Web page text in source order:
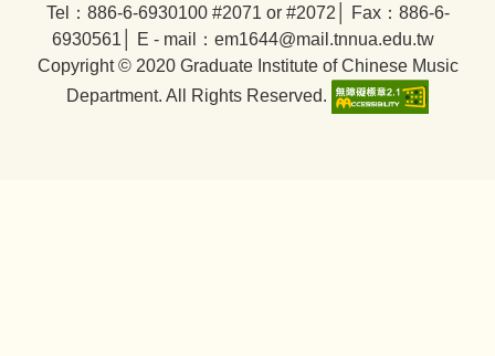
Tel：886-6-6930100 #2071 or #2072│ Fax：886-6-
6930561│ E - mail：em1644@mail.tnnua.edu.tw
Copyright © 2020 Graduate Institute of Chinese Music
Department. All Rights Reserved.